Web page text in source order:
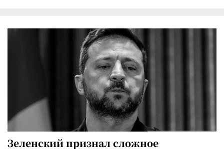
Зеленский признал сложное